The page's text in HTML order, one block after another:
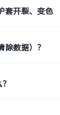
套开裂、变色
除数据）？